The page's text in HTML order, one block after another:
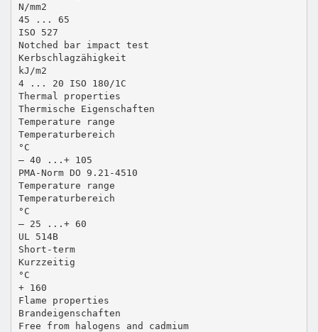
N/mm2
45 ... 65
ISO 527
Notched bar impact test
Kerbschlagzähigkeit
kJ/m2
4 ... 20 ISO 180/1C
Thermal properties
Thermische Eigenschaften
Temperature range
Temperaturbereich
°C
– 40 ...+ 105
PMA-Norm DO 9.21-4510
Temperature range
Temperaturbereich
°C
– 25 ...+ 60
UL 514B
Short-term
Kurzzeitig
°C
+ 160
Flame properties
Brandeigenschaften
Free from halogens and cadmium